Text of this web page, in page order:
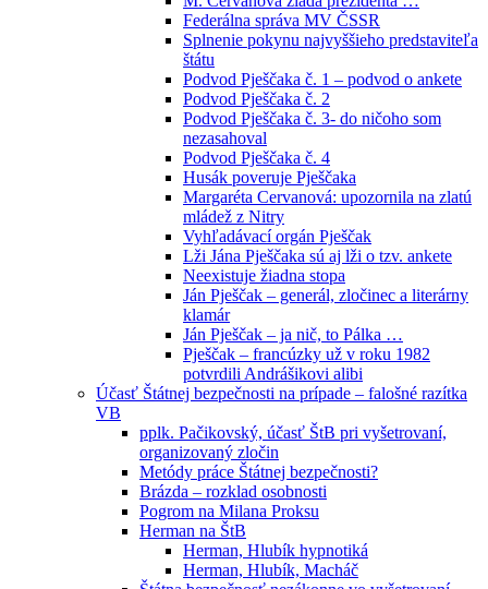
Federálna správa MV ČSSR
Splnenie pokynu najvyššieho predstaviteľa
štátu
Podvod Pješčaka č. 1 – podvod o ankete
Podvod Pješčaka č. 2
Podvod Pješčaka č. 3- do ničoho som
nezasahoval
Podvod Pješčaka č. 4
Husák poveruje Pješčaka
Margaréta Cervanová: upozornila na zlatú
mládež z Nitry
Vyhľadávací orgán Pješčak
Lži Jána Pješčaka sú aj lži o tzv. ankete
Neexistuje žiadna stopa
Ján Pješčak – generál, zločinec a literárny
klamár
Ján Pješčak – ja nič, to Pálka …
Pješčak – francúzky už v roku 1982
potvrdili Andrášikovi alibi
Účasť Štátnej bezpečnosti na prípade – falošné razítka
VB
pplk. Pačikovský, účasť ŠtB pri vyšetrovaní,
organizovaný zločin
Metódy práce Štátnej bezpečnosti?
Brázda – rozklad osobnosti
Pogrom na Milana Proksu
Herman na ŠtB
Herman, Hlubík hypnotiká
Herman, Hlubík, Macháč